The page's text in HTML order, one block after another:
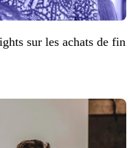
sur les achats de fin